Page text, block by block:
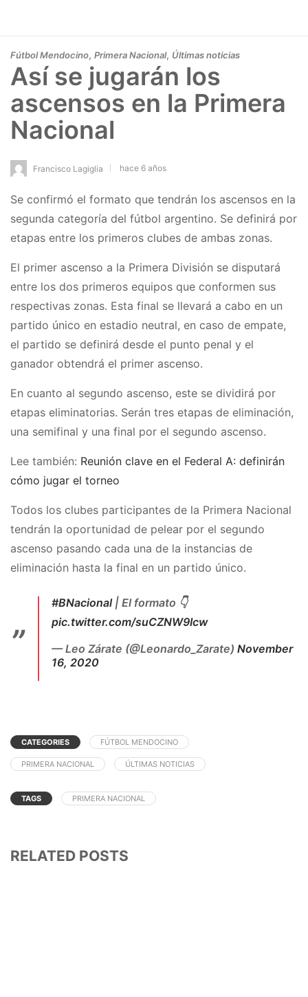
Fútbol Mendocino, Primera Nacional, Últimas noticias
Así se jugarán los
ascensos en la Primera
Nacional
Francisco Lagiglia hace 6 años
Se confirmó el formato que tendrán los ascensos en la
segunda categoría del fútbol argentino. Se definirá por
etapas entre los primeros clubes de ambas zonas.
El primer ascenso a la Primera División se disputará
entre los dos primeros equipos que conformen sus
respectivas zonas. Esta final se llevará a cabo en un
partido único en estadio neutral, en caso de empate,
el partido se definirá desde el punto penal y el
ganador obtendrá el primer ascenso.
En cuanto al segundo ascenso, este se dividirá por
etapas eliminatorias. Serán tres etapas de eliminación,
una semifinal y una final por el segundo ascenso.
Lee también: Reunión clave en el Federal A: definirán
cómo jugar el torneo
Todos los clubes participantes de la Primera Nacional
tendrán la oportunidad de pelear por el segundo
ascenso pasando cada una de la instancias de
eliminación hasta la final en un partido único.
#BNacional| El formato 👇
pic.twitter.com/suCZNW9Icw
— Leo Zárate (@Leonardo_Zarate) November
16, 2020
CATEGORIES FÚTBOL MENDOCINO
PRIMERA NACIONAL ÚLTIMAS NOTICIAS
TAGS PRIMERA NACIONAL
RELATED POSTS